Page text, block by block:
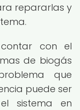
repararlas y
con el
de biogás
que
puede ser
sistema en